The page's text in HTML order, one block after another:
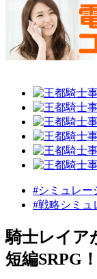
#シミュレー
#戦略シミュ
騎士レイア
短編SRPG！